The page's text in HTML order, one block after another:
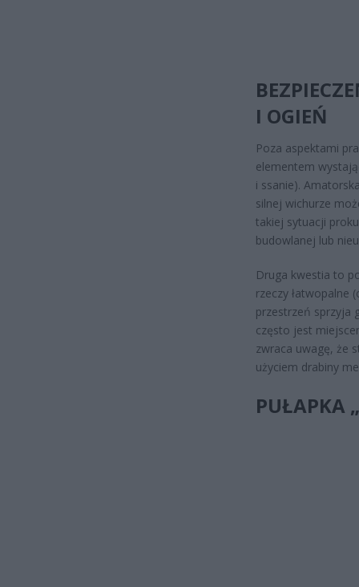
I OGIEŃ
Poza aspektami
elementem
i ssanie).
silnej wichurze
takiej sytuacji
budowlanej lub
Druga kwestia to
rzeczy łatwopalne
przestrzeń sprzyja
często jest
zwraca uwagę, że
użyciem drabiny
PUŁAPKA